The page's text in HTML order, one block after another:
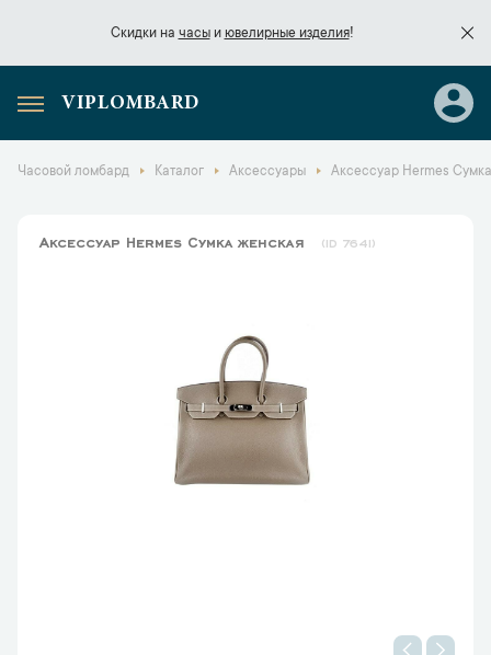
Скидки на часыи ювелирные изделия!
Скидки начасы
VIPLOMBARD
Часовой ломбард Каталог Аксессуары Аксессуар Hermes
Аксессуар Hermes Сумка женская 7641